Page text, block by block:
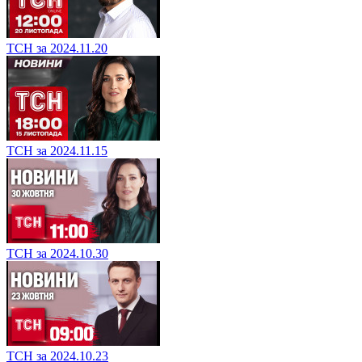
ТСН за 2024.11.20
ТСН за 2024.11.15
ТСН за 2024.10.30
ТСН за 2024.10.23